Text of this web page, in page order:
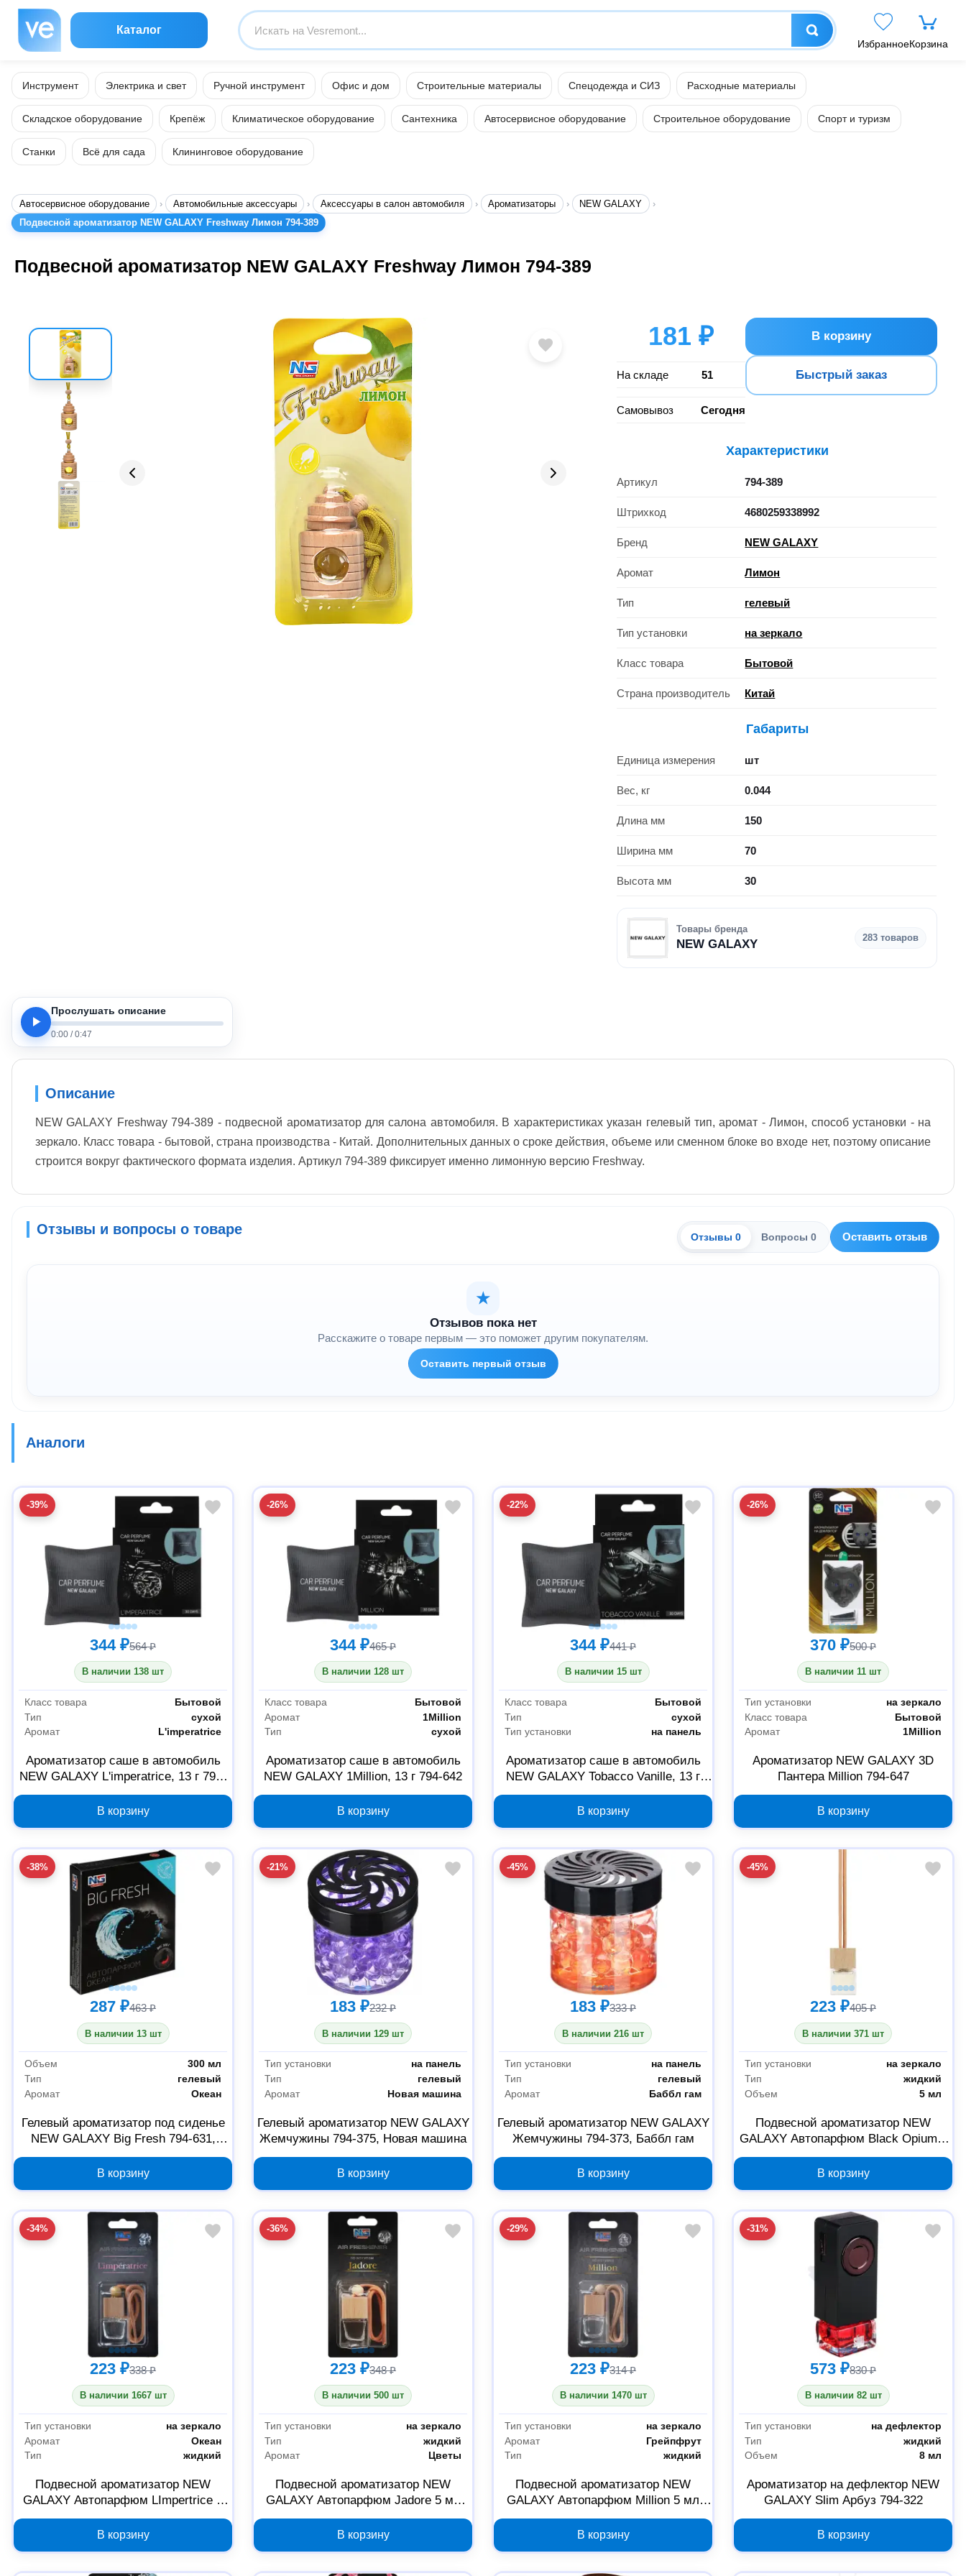
Каталог
ИзбранноеКорзина
Инструмент Электрика и свет Ручной инструмент Офис и дом Строительные материалы Спецодежда и СИЗ Расходные материалы
Складское оборудование Крепёж Климатическое оборудование Сантехника Автосервисное оборудование Строительное оборудование Спорт и туризм
Станки Всё для сада Клининговое оборудование
Автосервисное оборудование Автомобильные аксессуары Аксессуары в салон автомобиля Ароматизаторы
NEW GALAXY
Подвесной ароматизатор NEW GALAXY Freshway Лимон 794-389
Подвесной ароматизатор NEW GALAXY Freshway Лимон 794-389
181 ₽
На складе 51
Самовывоз Сегодня
В корзину
Быстрый заказ
Характеристики
Артикул 794-389
Штрихкод 4680259338992
Бренд NEW GALAXY
Аромат Лимон
Тип гелевый
Тип установки на зеркало
Класс товара Бытовой
Страна производитель Китай
Габариты
Единица измерения шт
Вес, кг 0.044
Длина мм 150
Ширина мм 70
Высота мм 30
Товары бренда
NEW GALAXY 283 товаров
Прослушать описание
0:00 / 0:47
Описание
NEW GALAXY Freshway 794-389 - подвесной ароматизатор для салона автомобиля. В характеристиках указан гелевый тип, аромат - Лимон, способ установки - на
зеркало. Класс товара - бытовой, страна производства - Китай. Дополнительных данных о сроке действия, объеме или сменном блоке во входе нет, поэтому описание
строится вокруг фактического формата изделия. Артикул 794-389 фиксирует именно лимонную версию Freshway.
Отзывы и вопросы о товаре Отзывы 0 Вопросы 0 Оставить отзыв
★
Отзывов пока нет
Расскажите о товаре первым — это поможет другим покупателям.
Оставить первый отзыв
Аналоги
-39%
344 ₽564 ₽
В наличии 138 шт
Класс товара
Бытовой
Тип
сухой
Аромат
L'imperatrice
Ароматизатор саше в автомобиль
NEW GALAXY L'imperatrice, 13 г 794-
644
В корзину
-26%
344 ₽465 ₽
В наличии 128 шт
Класс товара
Бытовой
Аромат
1Million
Тип
сухой
Ароматизатор саше в автомобиль
NEW GALAXY 1Million, 13 г 794-642
В корзину
-22%
344 ₽441 ₽
В наличии 15 шт
Класс товара
Бытовой
Тип
сухой
Тип установки
на панель
Ароматизатор саше в автомобиль
NEW GALAXY Tobacco Vanille, 13 г
794-645
В корзину
-26%
370 ₽500 ₽
В наличии 11 шт
Тип установки
на зеркало
Класс товара
Бытовой
Аромат
1Million
Ароматизатор NEW GALAXY 3D
Пантера Million 794-647
В корзину
-38%
287 ₽463 ₽
В наличии 13 шт
Объем
300 мл
Тип
гелевый
Аромат
Океан
Гелевый ароматизатор под сиденье
NEW GALAXY Big Fresh 794-631,
Океан, 300 мл
В корзину
-21%
183 ₽232 ₽
В наличии 129 шт
Тип установки
на панель
Тип
гелевый
Аромат
Новая машина
Гелевый ароматизатор NEW GALAXY
Жемчужины 794-375, Новая машина
В корзину
-45%
183 ₽333 ₽
В наличии 216 шт
Тип установки
на панель
Тип
гелевый
Аромат
Баббл гам
Гелевый ароматизатор NEW GALAXY
Жемчужины 794-373, Баббл гам
В корзину
-45%
223 ₽405 ₽
В наличии 371 шт
Тип установки
на зеркало
Тип
жидкий
Объем
5 мл
Подвесной ароматизатор NEW
GALAXY Автопарфюм Black Opium 5
мл 794-608
В корзину
-34%
223 ₽338 ₽
В наличии 1667 шт
Тип установки
на зеркало
Аромат
Океан
Тип
жидкий
Подвесной ароматизатор NEW
GALAXY Автопарфюм LImpertrice 5
мл 794-559
В корзину
-36%
223 ₽348 ₽
В наличии 500 шт
Тип установки
на зеркало
Тип
жидкий
Аромат
Цветы
Подвесной ароматизатор NEW
GALAXY Автопарфюм Jadore 5 мл
794-558
В корзину
-29%
223 ₽314 ₽
В наличии 1470 шт
Тип установки
на зеркало
Аромат
Грейпфрут
Тип
жидкий
Подвесной ароматизатор NEW
GALAXY Автопарфюм Million 5 мл
794-556
В корзину
-31%
573 ₽830 ₽
В наличии 82 шт
Тип установки
на дефлектор
Тип
жидкий
Объем
8 мл
Ароматизатор на дефлектор NEW
GALAXY Slim Арбуз 794-322
В корзину